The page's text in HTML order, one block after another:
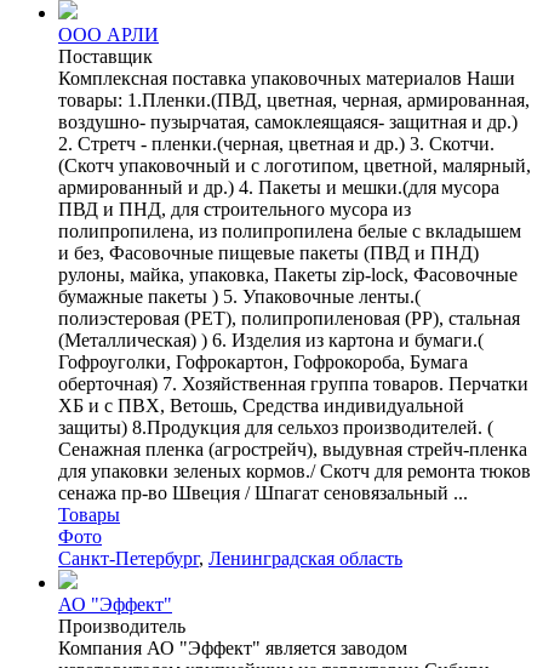
ООО АРЛИ
Поставщик
Комплексная поставка упаковочных материалов Наши
товары: 1.Пленки.(ПВД, цветная, черная, армированная,
воздушно- пузырчатая, самоклеящаяся- защитная и др.)
2. Стретч - пленки.(черная, цветная и др.) 3. Скотчи.
(Скотч упаковочный и с логотипом, цветной, малярный,
армированный и др.) 4. Пакеты и мешки.(для мусора
ПВД и ПНД, для строительного мусора из
полипропилена, из полипропилена белые с вкладышем
и без, Фасовочные пищевые пакеты (ПВД и ПНД)
рулоны, майка, упаковка, Пакеты zip-lock, Фасовочные
бумажные пакеты ) 5. Упаковочные ленты.(
полиэстеровая (PET), полипропиленовая (PP), стальная
(Металлическая) ) 6. Изделия из картона и бумаги.(
Гофроуголки, Гофрокартон, Гофрокороба, Бумага
оберточная) 7. Хозяйственная группа товаров. Перчатки
ХБ и с ПВХ, Ветошь, Средства индивидуальной
защиты) 8.Продукция для сельхоз производителей. (
Сенажная пленка (агрострейч), выдувная стрейч-пленка
для упаковки зеленых кормов./ Cкотч для ремонта тюков
сенажа пр-во Швеция / Шпагат сеновязальный ...
Товары
Фото
Санкт-Петербург, Ленинградская область
АО "Эффект"
Производитель
Компания АО "Эффект" является заводом